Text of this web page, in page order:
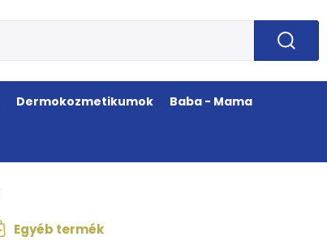
Dermokozmetikumok Baba - Mama
Egyéb termék